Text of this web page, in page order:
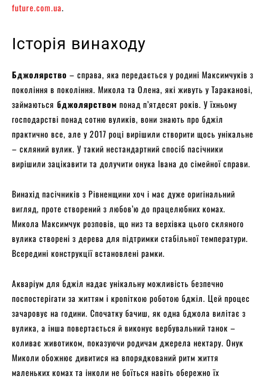
future.com.ua.
Історія винаходу
Бджолярство – справа, яка передається у родині Максимчуків з
покоління в покоління. Микола та Олена, які живуть у Тараканові,
займаються бджолярством понад п’ятдесят років. У їхньому
господарстві понад сотню вуликів, вони знають про бджіл
практично все, але у 2017 році вирішили створити щось унікальне
– скляний вулик. У такий нестандартний спосіб пасічники
вирішили зацікавити та долучити онука Івана до сімейної справи.
Винахід пасічників з Рівненщини хоч і має дуже оригінальний
вигляд, проте створений з любов’ю до працелюбних комах.
Микола Максимчук розповів, що низ та верхівка цього скляного
вулика створені з дерева для підтримки стабільної температури.
Всередині конструкції встановлені рамки.
Акваріум для бджіл надає унікальну можливість безпечно
поспостерігати за життям і кропіткою роботою бджіл. Цей процес
зачаровує на години. Спочатку бачиш, як одна бджола вилітає з
вулика, а інша повертається й виконує вербувальний танок –
коливає животиком, показуючи родичам джерела нектару. Онук
Миколи обожнює дивитися на впорядкований ритм життя
маленьких комах та інколи не боїться навіть обережно їх